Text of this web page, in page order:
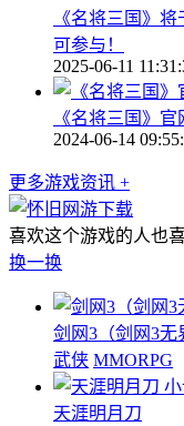
《名将三国》
可参与！
2025-06-11
《名将三国》
2024-06-14
更多游戏资讯 +
喜欢这个游戏的人也
换一换
剑网3（剑网3无
武侠 MMORPG
天涯明月刀